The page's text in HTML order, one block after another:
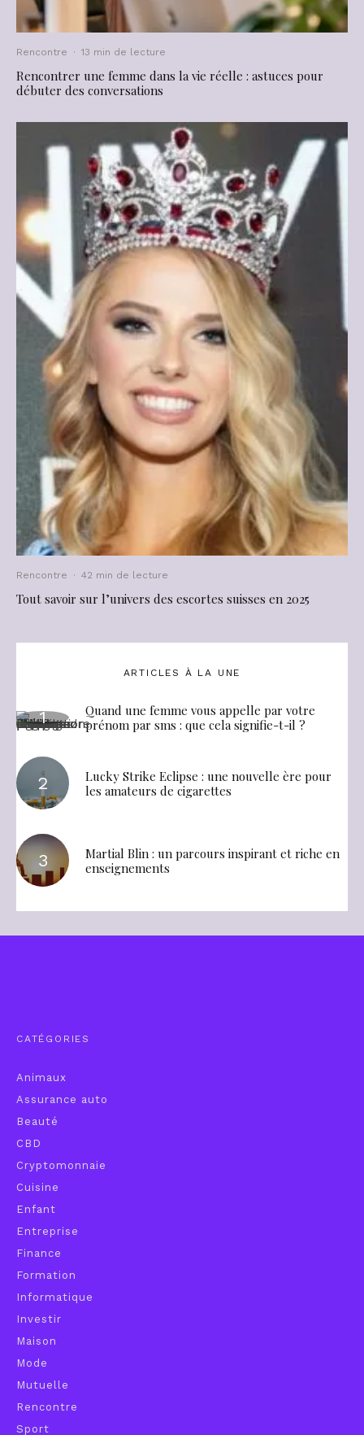
Rencontre · 13 min de lecture
Rencontrer une femme dans la vie réelle : astuces pour
débuter des conversations
Rencontre · 42 min de lecture
Tout savoir sur l’univers des escortes suisses en 2025
ARTICLES À LA UNE
Quand une femme vous appelle par votre
prénom par sms : que cela signifie-t-il ?
Lucky Strike Eclipse : une nouvelle ère pour
les amateurs de cigarettes
Martial Blin : un parcours inspirant et riche en
enseignements
CATÉGORIES
Animaux
Assurance auto
Beauté
CBD
Cryptomonnaie
Cuisine
Enfant
Entreprise
Finance
Formation
Informatique
Investir
Maison
Mode
Mutuelle
Rencontre
Sport